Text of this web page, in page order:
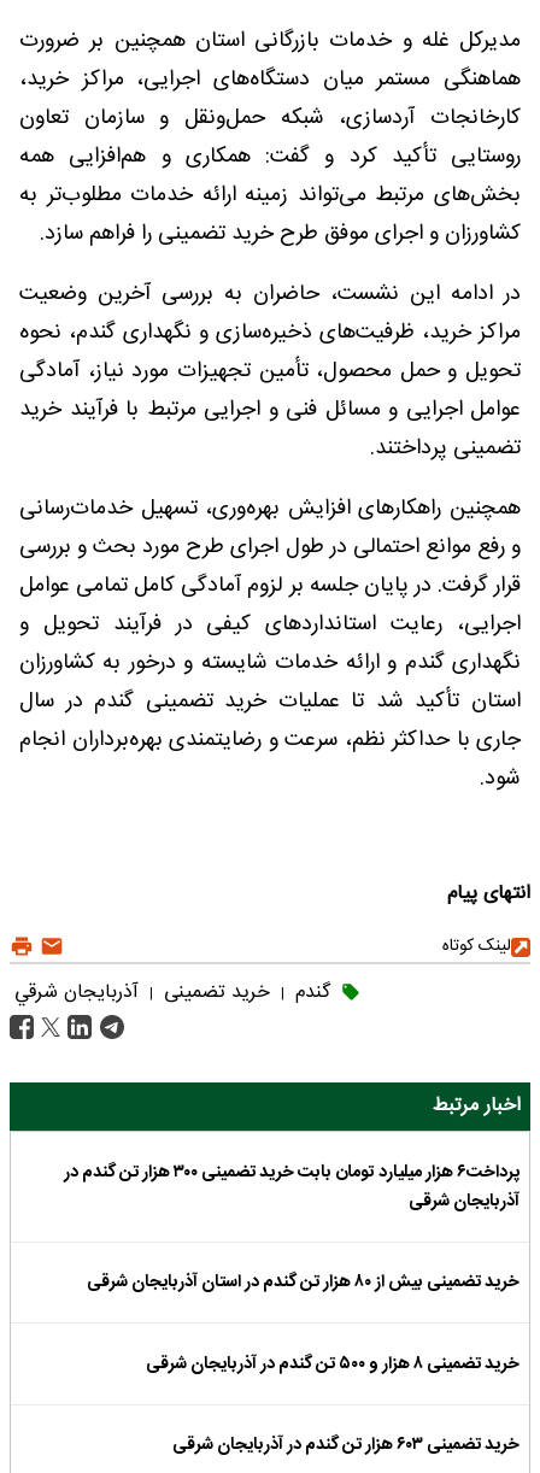
مدیرکل غله و خدمات بازرگانی استان همچنین بر ضرورت
هماهنگی مستمر میان دستگاه‌های اجرایی، مراکز خرید،
کارخانجات آردسازی، شبکه حمل‌ونقل و سازمان تعاون
روستایی تأکید کرد و گفت: همکاری و هم‌افزایی همه
بخش‌های مرتبط می‌تواند زمینه ارائه خدمات مطلوب‌تر به
کشاورزان و اجرای موفق طرح خرید تضمینی را فراهم سازد.
در ادامه این نشست، حاضران به بررسی آخرین وضعیت
مراکز خرید، ظرفیت‌های ذخیره‌سازی و نگهداری گندم، نحوه
تحویل و حمل محصول، تأمین تجهیزات مورد نیاز، آمادگی
عوامل اجرایی و مسائل فنی و اجرایی مرتبط با فرآیند خرید
تضمینی پرداختند.
همچنین راهکارهای افزایش بهره‌وری، تسهیل خدمات‌رسانی
و رفع موانع احتمالی در طول اجرای طرح مورد بحث و بررسی
قرار گرفت. در پایان جلسه بر لزوم آمادگی کامل تمامی عوامل
اجرایی، رعایت استانداردهای کیفی در فرآیند تحویل و
نگهداری گندم و ارائه خدمات شایسته و درخور به کشاورزان
استان تأکید شد تا عملیات خرید تضمینی گندم در سال
جاری با حداکثر نظم، سرعت و رضایتمندی بهره‌برداران انجام
شود.
انتهای پیام
لینک کوتاه
گندم | خرید تضمینی | آذربايجان شرقي
اخبار مرتبط
پرداخت۶ هزار میلیارد تومان بابت خرید تضمینی ۳۰۰ هزار تن گندم در
آذربایجان شرقی
خرید تضمینی بیش از ۸۰ هزار تن گندم در استان آذربایجان شرقی
خرید تضمینی ۸ هزار و ۵۰۰ تن گندم در آذربایجان شرقی
خرید تضمینی ۶۰۳ هزار تن گندم در آذربایجان شرقی